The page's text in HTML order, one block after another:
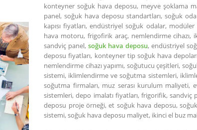
konteyner soğuk hava deposu, meyve şoklama
panel, soğuk hava deposu standartları, soğuk
kapısı fiyatları, endüstriyel soğuk odalar,
hava motoru, frigofirik araç, nemlendirme cihazı,
sandviç panel,soğuk hava deposu, endüstriyel
deposu fiyatları, konteyner tip soğuk hava
nemlendirme cihazı yapımı, soğutucu çeşitleri,
sistemi, iklimlendirme ve soğutma sistemleri,
soğutma firmaları, muz serası kurulum
sistemleri, depo imalatı fiyatları, frigorifik,
deposu proje örneği, et soğuk hava deposu,
sistemi, soğuk hava deposu maliyet, ikinci el buz